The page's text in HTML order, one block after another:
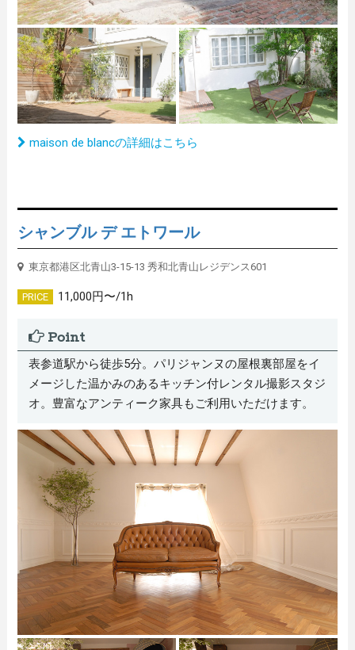
maison de blancの詳細はこちら
シャンブル デ エトワール
東京都港区北青山3-15-13 秀和北青山レジデンス601
PRICE 11,000円〜/1h
Point
表参道駅から徒歩5分。パリジャンヌの屋根裏部屋をイ
メージした温かみのあるキッチン付レンタル撮影スタジ
オ。豊富なアンティーク家具もご利用いただけます。